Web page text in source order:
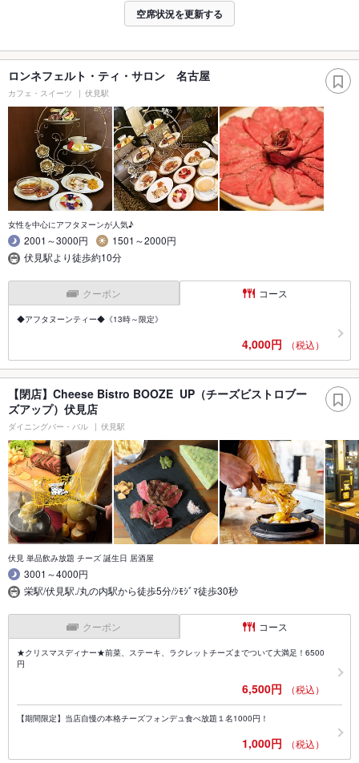
空席状況を更新する
ロンネフェルト・ティ・サロン 名古屋
カフェ・スイーツ 伏見駅
女性を中心にアフタヌーンが人気♪
2001～3000円
1501～2000円
伏見駅より徒歩約10分
クーポン コース
◆アフタヌーンティー◆《13時～限定》
4,000円 （税込）
【閉店】Cheese Bistro BOOZE UP（チーズビストロブー
ズアップ）伏見店
ダイニングバー・バル 伏見駅
伏見 単品飲み放題 チーズ 誕生日 居酒屋
3001～4000円
栄駅/伏見駅./丸の内駅から徒歩5分/ｼﾓｼﾞﾏ徒歩30秒
クーポン コース
★クリスマスディナー★前菜、ステーキ、ラクレットチーズまでついて大満足！6500
円
6,500円 （税込）
【期間限定】当店自慢の本格チーズフォンデュ食べ放題１名1000円！
1,000円 （税込）